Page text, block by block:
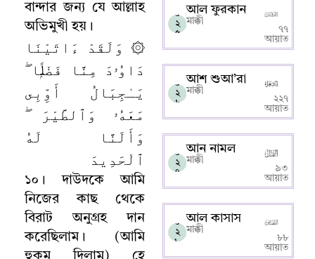
বান্দার জন্য যে আল্লাহ‌
অভিমুখী হয় ।
۞ وَلَقَدْ ءَاتَيْنَا
دَاوُۥدَ مِنَّا فَضْلًۭا ۖ
يَـٰجِبَالُ أَوِّبِى
مَعَهُۥ وَٱلطَّيْرَ ۖ
وَأَلَنَّا لَهُ
ٱلْحَدِيدَ
১০ ।
দাউদকে আমি
নিজের কাছ থেকে
বিরাট অনুগ্রহ দান
করেছিলাম । (আমি
০
২
৫
আল ফুরকান
মাক্কী
৭৭
আয়াত
০
২
৬
আশ শুআ’রা
মাক্কী
২২৭
আয়াত
০
২
৭
আন নামল
মাক্কী
৯৩
আয়াত
০
২
৮
আল কাসাস
মাক্কী
৮৮
আয়াত